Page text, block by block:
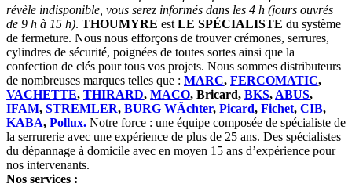
révèle indisponible, vous serez informés dans les 4 h (jours ouvrés
de 9 h à 15 h). THOUMYRE est LE SPÉCIALISTE du système
de fermeture. Nous nous efforçons de trouver crémones, serrures,
cylindres de sécurité, poignées de toutes sortes ainsi que la
confection de clés pour tous vos projets. Nous sommes distributeurs
de nombreuses marques telles que : MARC, FERCOMATIC,
VACHETTE, THIRARD, MACO, Bricard, BKS, ABUS,
IFAM, STREMLER, BURG WÄchter, Picard, Fichet, CIB,
KABA, Pollux. Notre force : une équipe composée de spécialiste de
la serrurerie avec une expérience de plus de 25 ans. Des spécialistes
du dépannage à domicile avec en moyen 15 ans d’expérience pour
nos intervenants.
Nos services :